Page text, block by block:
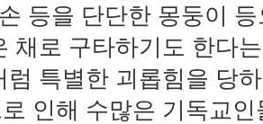
등을 단단한 몽둥이
채로 구타하기도 한다
럼 특별한 괴롭힘을 당
인해 수많은 기독교